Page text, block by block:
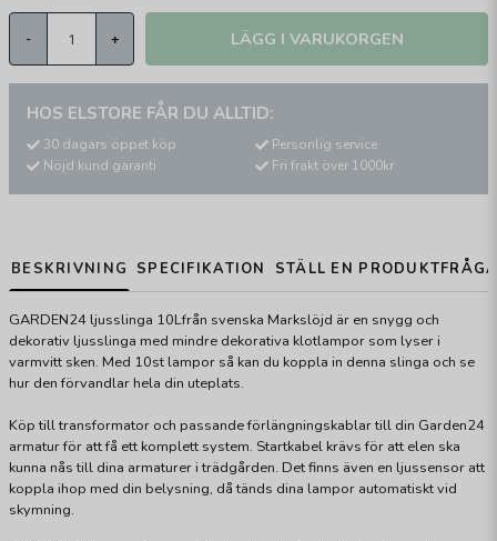
- + LÄGG I VARUKORGEN
HOS ELSTORE FÅR DU ALLTID:
30 dagars öppet köp
Nöjd kund garanti
Personlig service
Fri frakt över 1000kr
BESKRIVNING SPECIFIKATION STÄLL EN
GARDEN24 ljusslinga 10Lfrån svenska Markslöjd är en snygg och
dekorativ ljusslinga med mindre dekorativa klotlampor som lyser i
varmvitt sken. Med 10st lampor så kan du koppla in denna slinga och se
hur den förvandlar hela din uteplats.
Köp till transformator och passande förlängningskablar till din Garden24
armatur för att få ett komplett system. Startkabel krävs för att elen ska
kunna nås till dina armaturer i trädgården. Det finns även en ljussensor att
koppla ihop med din belysning, då tänds dina lampor automatiskt vid
skymning.